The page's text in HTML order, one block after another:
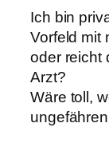
Ich bin
Vorfeld mit
oder reicht
Arzt?
Wäre toll,